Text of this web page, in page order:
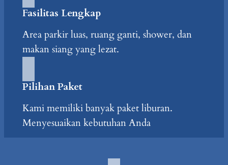
Fasilitas Lengkap
Area parkir luas, ruang ganti, shower, dan
makan siang yang lezat.
Pilihan Paket
Kami memiliki banyak paket liburan.
Menyesuaikan kebutuhan Anda